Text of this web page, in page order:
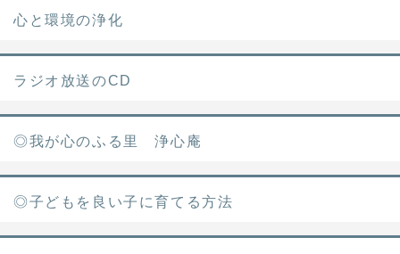
心と環境の浄化
ラジオ放送のCD
◎我が心のふる里 浄心庵
◎子どもを良い子に育てる方法